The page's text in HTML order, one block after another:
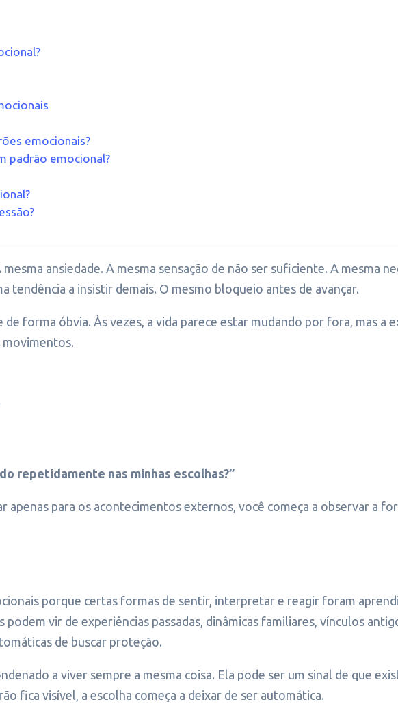
emocionais?
padrão emocional?
ansiedade. A mesma sensação de não ser suficiente. A mesma
tendência a insistir demais. O mesmo bloqueio antes de avançar.
forma óbvia. Às vezes, a vida parece estar mudando por fora, mas a
repetidamente nas minhas escolhas?”
apenas para os acontecimentos externos, você começa a observar a
porque certas formas de sentir, interpretar e reagir foram
vir de experiências passadas, dinâmicas familiares, vínculos
de buscar proteção.
a viver sempre a mesma coisa. Ela pode ser um sinal de que
fica visível, a escolha começa a deixar de ser automática.